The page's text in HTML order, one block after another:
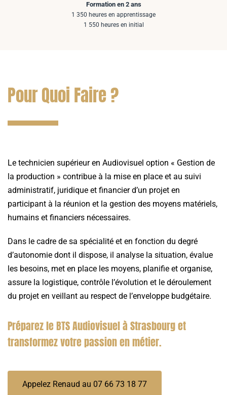
Formation en 2 ans
1 350 heures en apprentissage
1 550 heures en initial
Pour Quoi Faire ?
Le technicien supérieur en Audiovisuel option « Gestion de
la production » contribue à la mise en place et au suivi
administratif, juridique et financier d’un projet en
participant à la réunion et la gestion des moyens matériels,
humains et financiers nécessaires.
Dans le cadre de sa spécialité et en fonction du degré
d’autonomie dont il dispose, il analyse la situation, évalue
les besoins, met en place les moyens, planifie et organise,
assure la logistique, contrôle l’évolution et le déroulement
du projet en veillant au respect de l’enveloppe budgétaire.
Préparez le BTS Audiovisuel à Strasbourg et
transformez votre passion en métier.
Appelez Renaud au 07 66 73 18 77